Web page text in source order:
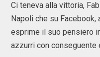
Ci teneva alla vittoria,
Napoli che su Facebook,
esprime il suo pensiero
azzurri con conseguente